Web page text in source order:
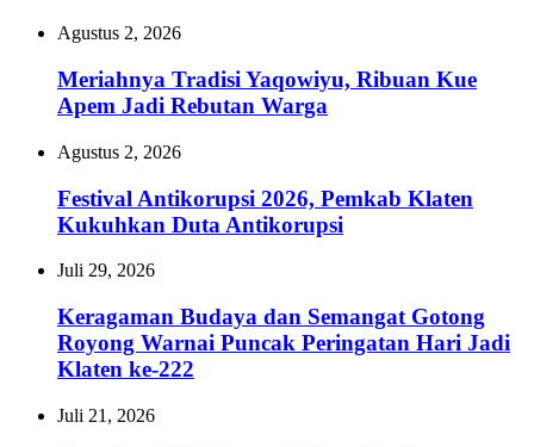
Agustus 2, 2026
Meriahnya Tradisi Yaqowiyu, Ribuan Kue
Apem Jadi Rebutan Warga
Agustus 2, 2026
Festival Antikorupsi 2026, Pemkab Klaten
Kukuhkan Duta Antikorupsi
Juli 29, 2026
Keragaman Budaya dan Semangat Gotong
Royong Warnai Puncak Peringatan Hari Jadi
Klaten ke-222
Juli 21, 2026